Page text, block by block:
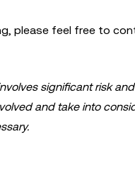
please feel free to
significant risk
and take into